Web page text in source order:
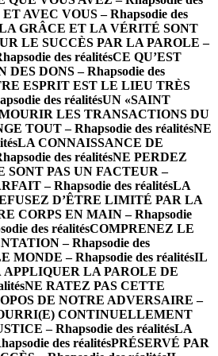
AVEC VOUS – Rhapsodie des
GRÂCE ET LA VÉRITÉ SONT
LE SUCCÈS PAR LA PAROLE –
des réalitésCE QU’EST
DONS – Rhapsodie des
ESPRIT EST LE LIEU TRÈS
des réalitésUN «SAINT
LES TRANSACTIONS DU
TOUT – Rhapsodie des réalitésNE
LA CONNAISSANCE DE
des réalitésNE PERDEZ
SONT PAS UN FACTEUR –
– Rhapsodie des réalitésLA
D’ÊTRE LIMITÉ PAR LA
CORPS EN MAIN – Rhapsodie
des réalitésCOMPRENEZ LE
– Rhapsodie des
MONDE – Rhapsodie des réalitésIL
APPLIQUER LA PAROLE DE
NE RATEZ PAS CETTE
DE NOTRE ADVERSAIRE –
CONTINUELLEMENT
– Rhapsodie des réalitésLA
des réalitésPRÉSERVÉ PAR